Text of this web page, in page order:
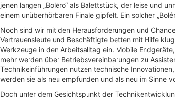
jenen langen „Boléro“ als Balettstück, der leise und
einem unüberhörbaren Finale gipfelt. Ein solcher
Noch sind wir mit den Herausforderungen und
Vertrauensleute und Beschäftigte betten mit Hilfe
Werkzeuge in den Arbeitsalltag ein. Mobile
mehr werden über Betriebsvereinbarungen zu
Technikeinführungen nutzen technische
werden sie als neu empfunden und als neu im Sinne
Doch unter dem Gesichtspunkt der